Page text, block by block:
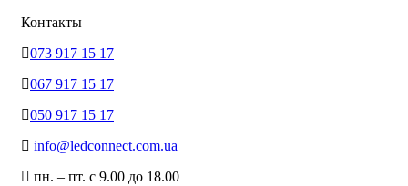
Контакты
073 917 15 17
067 917 15 17
050 917 15 17
info@ledconnect.com.ua
пн. – пт. с 9.00 до 18.00